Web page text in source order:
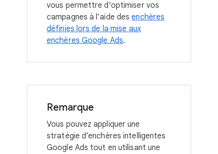
vous permettre d’optimiser vos
campagnes à l’aide desenchères
définies lors de la mise aux
enchères Google Ads.
Remarque
Vous pouvez appliquer une
stratégie d’enchères intelligentes
Google Ads tout en utilisant une